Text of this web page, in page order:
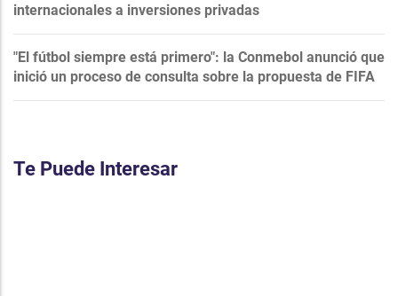
internacionales a inversiones privadas
"El fútbol siempre está primero": la Conmebol anunció que
inició un proceso de consulta sobre la propuesta de FIFA
Te Puede Interesar